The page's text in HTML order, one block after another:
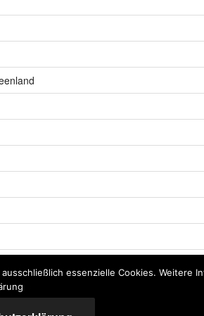
essenzielle Cookies. Weitere